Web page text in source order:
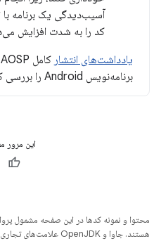
آسیب‌دیدگی یک برنامه
کد را به شدت افزایش
یادداشت‌های انتشار کامل AOSP و
برنامه‌نویس Android را بررسی کنید.
این مرور
محتوا و نمونه کدها در این صفحه مشمول